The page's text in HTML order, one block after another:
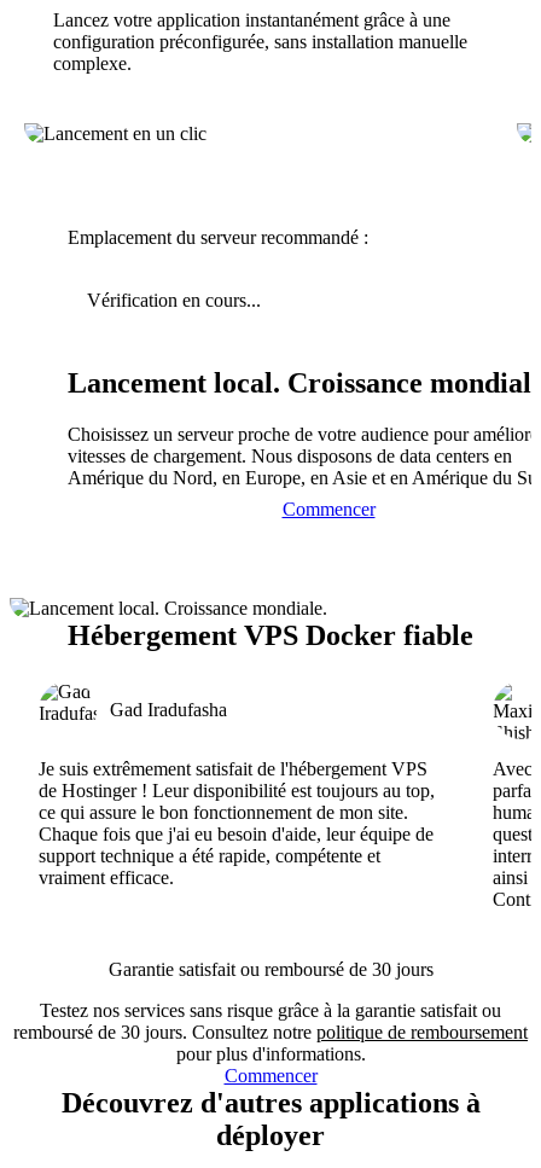
Lancez votre application instantanément grâce à une
configuration préconfigurée, sans installation manuelle
complexe.
Emplacement du serveur recommandé :
Vérification en cours...
Lancement local. Croissance
Choisissez un serveur proche de votre audience pour
vitesses de chargement. Nous disposons de data centers en
Amérique du Nord, en Europe, en Asie et en Amérique du
Commencer
Hébergement VPS Docker fiable
Gad Iradufasha
Je suis extrêmement satisfait de l'hébergement VPS
de Hostinger ! Leur disponibilité est toujours au top,
ce qui assure le bon fonctionnement de mon site.
Chaque fois que j'ai eu besoin d'aide, leur équipe de
support technique a été rapide, compétente et
vraiment efficace.
Avec
ainsi
Garantie satisfait ou remboursé de 30 jours
Testez nos services sans risque grâce à la garantie satisfait ou
remboursé de 30 jours. Consultez notre politique de remboursement
pour plus d'informations.
Commencer
Découvrez d'autres applications à
déployer